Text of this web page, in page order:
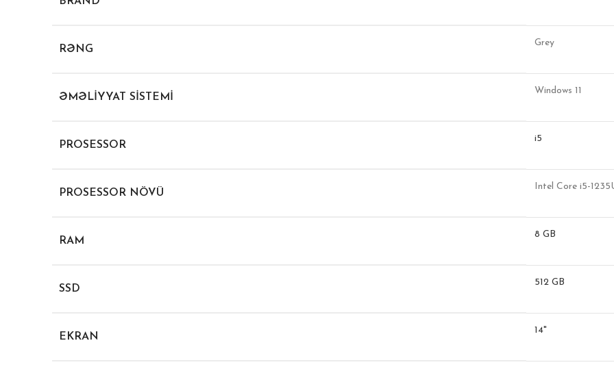
RƏNG
Grey
ƏMƏLIYYAT SISTEMI
Windows 11
PROSESSOR
i5
PROSESSOR NÖVÜ
Intel Core i5-
RAM
8 GB
SSD
512 GB
EKRAN
14"